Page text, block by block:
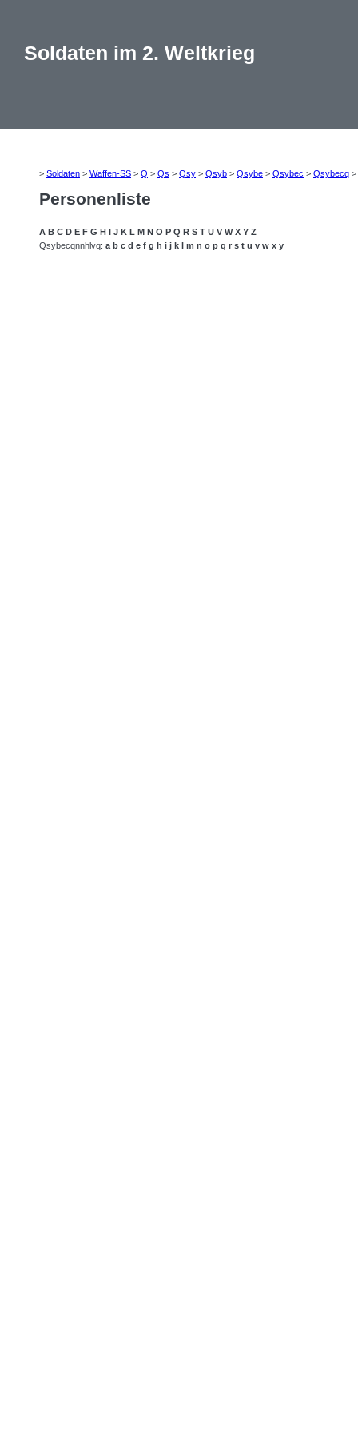
Soldaten im 2. Weltkrieg
> Soldaten > Waffen-SS > Q > Qs > Qsy > Qsyb > Qsybe > Qsybec > Qsybecq >
Personenliste
A B C D E F G H I J K L M N O P Q R S T U V W X Y Z
Qsybecqnnhlvq: a b c d e f g h i j k l m n o p q r s t u v w x y